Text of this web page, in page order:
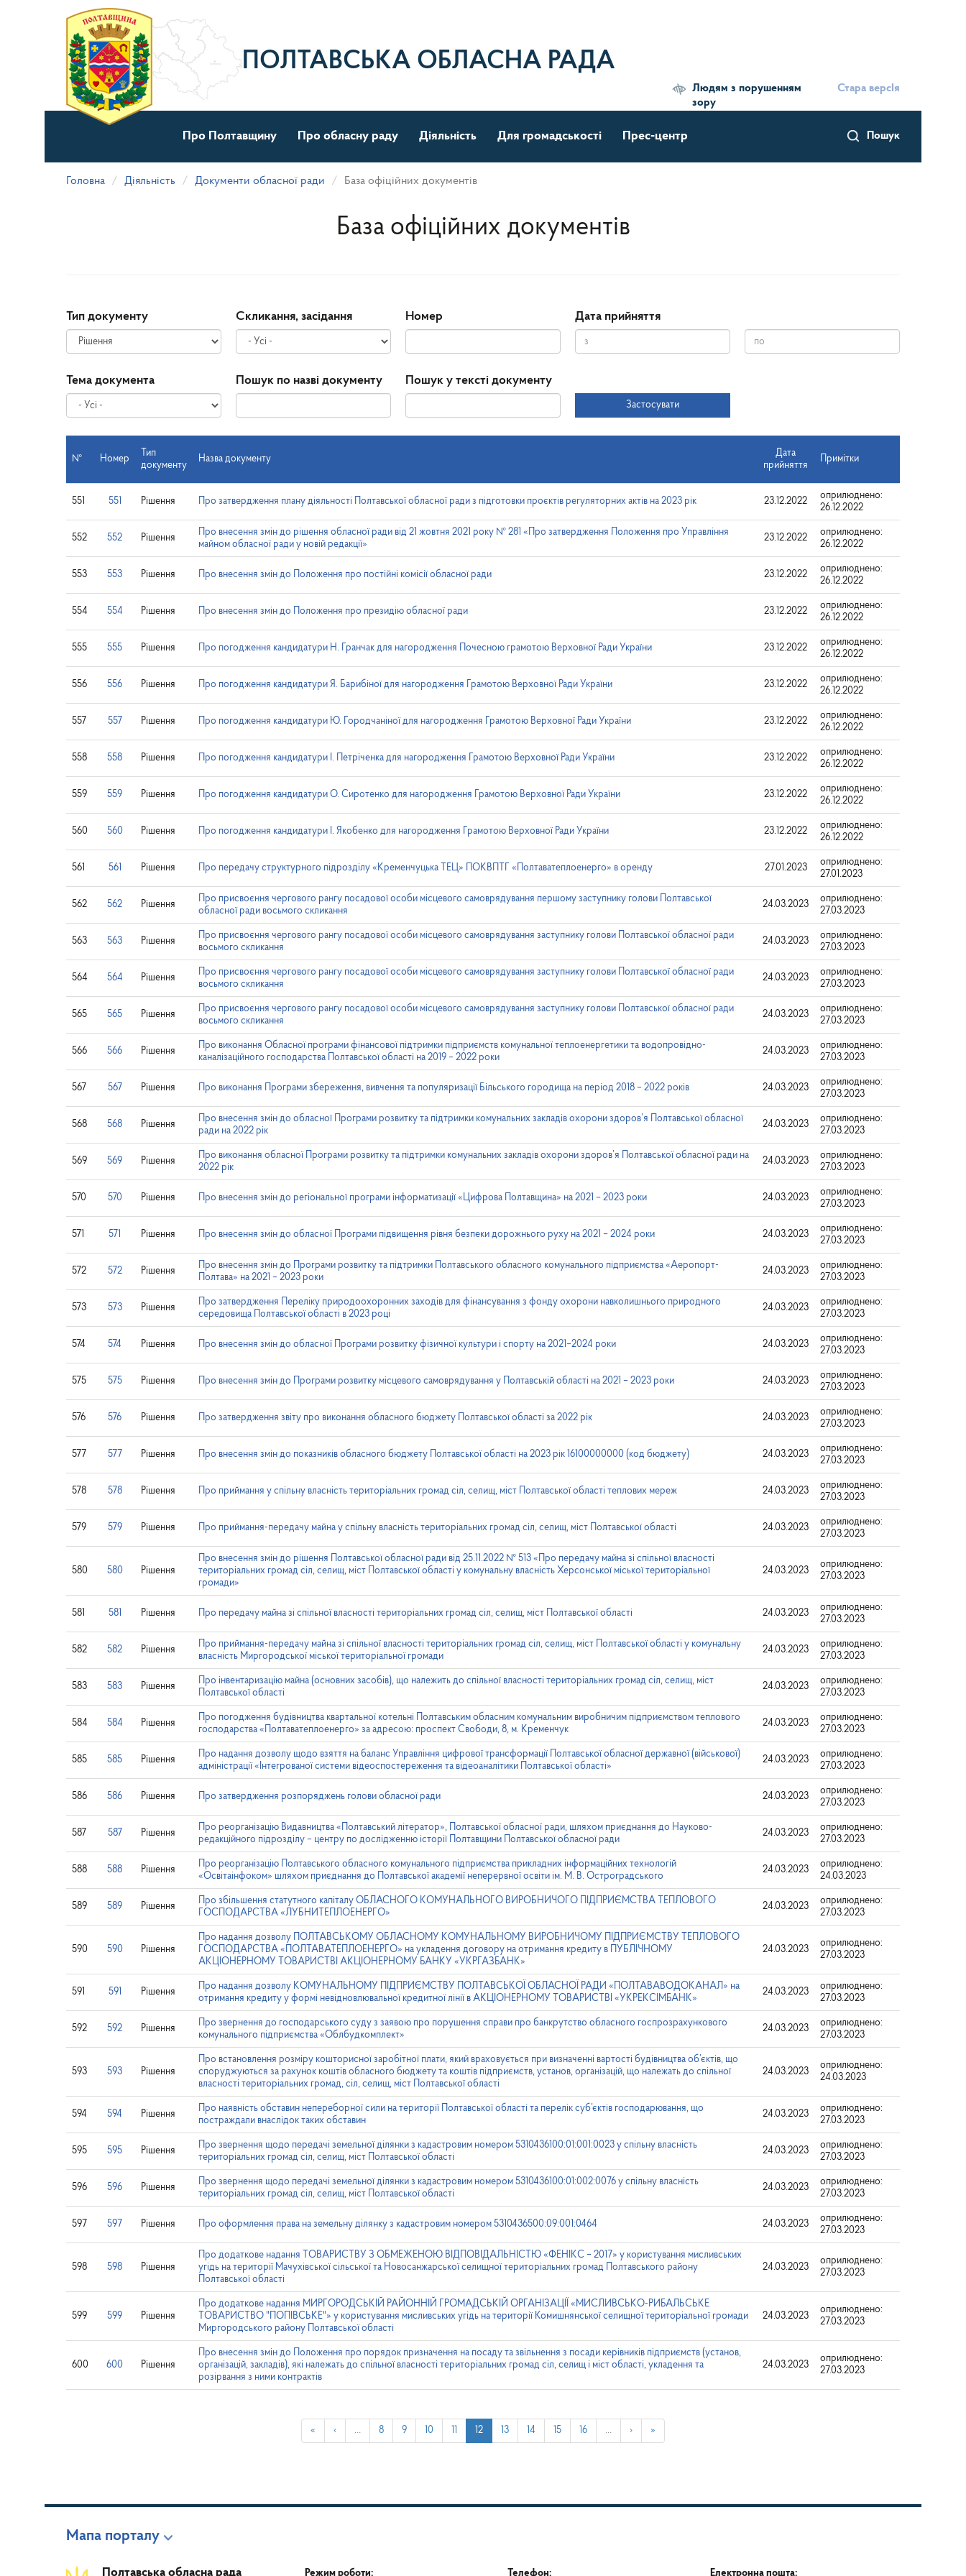
матеріалу
ПОЛТАВСЬКА ОБЛАСНА РАДА
Людям з порушенням
зору
Стара версІя
Пошук
Про Полтавщину Про обласну раду Діяльність Для громадськості Прес-центр
Головна Діяльність Документи обласної ради База офіційних документів
База офіційних документів
Тип документу Скликання, засідання Номер Дата прийняття
прийняття
Тема документа Пошук по назві документу Пошук у тексті документу
Застосувати
№ Номер
Тип
документу
Назва документу
Дата
прийняття
Примітки
551 551 Рішення Про затвердження плану діяльності Полтавської обласної ради з підготовки проєктів регуляторних актів на 2023 рік 23.12.2022
оприлюднено:
26.12.2022
552 552 Рішення
Про внесення змін до рішення обласної ради від 21 жовтня 2021 року № 281 «Про затвердження Положення про Управління
майном обласної ради у новій редакції»
23.12.2022
оприлюднено:
26.12.2022
553 553 Рішення Про внесення змін до Положення про постійні комісії обласної ради 23.12.2022
оприлюднено:
26.12.2022
554 554 Рішення Про внесення змін до Положення про президію обласної ради 23.12.2022
оприлюднено:
26.12.2022
555 555 Рішення Про погодження кандидатури Н. Гранчак для нагородження Почесною грамотою Верховної Ради України 23.12.2022
оприлюднено:
26.12.2022
556 556 Рішення Про погодження кандидатури Я. Барибіної для нагородження Грамотою Верховної Ради України 23.12.2022
оприлюднено:
26.12.2022
557 557 Рішення Про погодження кандидатури Ю. Городчаніної для нагородження Грамотою Верховної Ради України 23.12.2022
оприлюднено:
26.12.2022
558 558 Рішення Про погодження кандидатури І. Петріченка для нагородження Грамотою Верховної Ради України 23.12.2022
оприлюднено:
26.12.2022
559 559 Рішення Про погодження кандидатури О. Сиротенко для нагородження Грамотою Верховної Ради України 23.12.2022
оприлюднено:
26.12.2022
560 560 Рішення Про погодження кандидатури І. Якобенко для нагородження Грамотою Верховної Ради України 23.12.2022
оприлюднено:
26.12.2022
561 561 Рішення Про передачу структурного підрозділу «Кременчуцька ТЕЦ» ПОКВПТГ «Полтаватеплоенерго» в оренду 27.01.2023
оприлюднено:
27.01.2023
562 562 Рішення
Про присвоєння чергового рангу посадової особи місцевого самоврядування першому заступнику голови Полтавської
обласної ради восьмого скликання
24.03.2023
оприлюднено:
27.03.2023
563 563 Рішення
Про присвоєння чергового рангу посадової особи місцевого самоврядування заступнику голови Полтавської обласної ради
восьмого скликання
24.03.2023
оприлюднено:
27.03.2023
564 564 Рішення
Про присвоєння чергового рангу посадової особи місцевого самоврядування заступнику голови Полтавської обласної ради
восьмого скликання
24.03.2023
оприлюднено:
27.03.2023
565 565 Рішення
Про присвоєння чергового рангу посадової особи місцевого самоврядування заступнику голови Полтавської обласної ради
восьмого скликання
24.03.2023
оприлюднено:
27.03.2023
566 566 Рішення
Про виконання Обласної програми фінансової підтримки підприємств комунальної теплоенергетики та водопровідно-
каналізаційного господарства Полтавської області на 2019 – 2022 роки
24.03.2023
оприлюднено:
27.03.2023
567 567 Рішення Про виконання Програми збереження, вивчення та популяризації Більського городища на період 2018 – 2022 років 24.03.2023
оприлюднено:
27.03.2023
568 568 Рішення
Про внесення змін до обласної Програми розвитку та підтримки комунальних закладів охорони здоров’я Полтавської обласної
ради на 2022 рік
24.03.2023
оприлюднено:
27.03.2023
569 569 Рішення
Про виконання обласної Програми розвитку та підтримки комунальних закладів охорони здоров’я Полтавської обласної ради на
2022 рік
24.03.2023
оприлюднено:
27.03.2023
570 570 Рішення Про внесення змін до регіональної програми інформатизації «Цифрова Полтавщина» на 2021 – 2023 роки 24.03.2023
оприлюднено:
27.03.2023
571 571 Рішення Про внесення змін до обласної Програми підвищення рівня безпеки дорожнього руху на 2021 – 2024 роки 24.03.2023
оприлюднено:
27.03.2023
572 572 Рішення
Про внесення змін до Програми розвитку та підтримки Полтавського обласного комунального підприємства «Аеропорт-
Полтава» на 2021 – 2023 роки
24.03.2023
оприлюднено:
27.03.2023
573 573 Рішення
Про затвердження Переліку природоохоронних заходів для фінансування з фонду охорони навколишнього природного
середовища Полтавської області в 2023 році
24.03.2023
оприлюднено:
27.03.2023
574 574 Рішення Про внесення змін до обласної Програми розвитку фізичної культури і спорту на 2021–2024 роки 24.03.2023
оприлюднено:
27.03.2023
575 575 Рішення Про внесення змін до Програми розвитку місцевого самоврядування у Полтавській області на 2021 – 2023 роки 24.03.2023
оприлюднено:
27.03.2023
576 576 Рішення Про затвердження звіту про виконання обласного бюджету Полтавської області за 2022 рік 24.03.2023
оприлюднено:
27.03.2023
577 577 Рішення Про внесення змін до показників обласного бюджету Полтавської області на 2023 рік 16100000000 (код бюджету) 24.03.2023
оприлюднено:
27.03.2023
578 578 Рішення Про приймання у спільну власність територіальних громад сіл, селищ, міст Полтавської області теплових мереж 24.03.2023
оприлюднено:
27.03.2023
579 579 Рішення Про приймання-передачу майна у спільну власність територіальних громад сіл, селищ, міст Полтавської області 24.03.2023
оприлюднено:
27.03.2023
580 580 Рішення
Про внесення змін до рішення Полтавської обласної ради від 25.11.2022 № 513 «Про передачу майна зі спільної власності
територіальних громад сіл, селищ, міст Полтавської області у комунальну власність Херсонської міської територіальної
громади»
24.03.2023
оприлюднено:
27.03.2023
581 581 Рішення Про передачу майна зі спільної власності територіальних громад сіл, селищ, міст Полтавської області 24.03.2023
оприлюднено:
27.03.2023
582 582 Рішення
Про приймання-передачу майна зі спільної власності територіальних громад сіл, селищ, міст Полтавської області у комунальну
власність Миргородської міської територіальної громади
24.03.2023
оприлюднено:
27.03.2023
583 583 Рішення
Про інвентаризацію майна (основних засобів), що належить до спільної власності територіальних громад сіл, селищ, міст
Полтавської області
24.03.2023
оприлюднено:
27.03.2023
584 584 Рішення
Про погодження будівництва квартальної котельні Полтавським обласним комунальним виробничим підприємством теплового
господарства «Полтаватеплоенерго» за адресою: проспект Свободи, 8, м. Кременчук
24.03.2023
оприлюднено:
27.03.2023
585 585 Рішення
Про надання дозволу щодо взяття на баланс Управління цифрової трансформації Полтавської обласної державної (військової)
адміністрації «Інтегрованої системи відеоспостереження та відеоаналітики Полтавської області»
24.03.2023
оприлюднено:
27.03.2023
586 586 Рішення Про затвердження розпоряджень голови обласної ради 24.03.2023
оприлюднено:
27.03.2023
587 587 Рішення
Про реорганізацію Видавництва «Полтавський літератор», Полтавської обласної ради, шляхом приєднання до Науково-
редакційного підрозділу – центру по дослідженню історії Полтавщини Полтавської обласної ради
24.03.2023
оприлюднено:
27.03.2023
588 588 Рішення
Про реорганізацію Полтавського обласного комунального підприємства прикладних інформаційних технологій
«Освітаінфоком» шляхом приєднання до Полтавської академії неперервної освіти ім. М. В. Остроградського
24.03.2023
оприлюднено:
24.03.2023
589 589 Рішення
Про збільшення статутного капіталу ОБЛАСНОГО КОМУНАЛЬНОГО ВИРОБНИЧОГО ПІДПРИЄМСТВА ТЕПЛОВОГО
ГОСПОДАРСТВА «ЛУБНИТЕПЛОЕНЕРГО»
24.03.2023
оприлюднено:
27.03.2023
590 590 Рішення
Про надання дозволу ПОЛТАВСЬКОМУ ОБЛАСНОМУ КОМУНАЛЬНОМУ ВИРОБНИЧОМУ ПІДПРИЄМСТВУ ТЕПЛОВОГО
ГОСПОДАРСТВА «ПОЛТАВАТЕПЛОЕНЕРГО» на укладення договору на отримання кредиту в ПУБЛІЧНОМУ
АКЦІОНЕРНОМУ ТОВАРИСТВІ АКЦІОНЕРНОМУ БАНКУ «УКРГАЗБАНК»
24.03.2023
оприлюднено:
27.03.2023
591 591 Рішення
Про надання дозволу КОМУНАЛЬНОМУ ПІДПРИЄМСТВУ ПОЛТАВСЬКОЇ ОБЛАСНОЇ РАДИ «ПОЛТАВАВОДОКАНАЛ» на
отримання кредиту у формі невідновлювальної кредитної лінії в АКЦІОНЕРНОМУ ТОВАРИСТВІ «УКРЕКСІМБАНК»
24.03.2023
оприлюднено:
27.03.2023
592 592 Рішення
Про звернення до господарського суду з заявою про порушення справи про банкрутство обласного госпрозрахункового
комунального підприємства «Облбудкомплект»
24.03.2023
оприлюднено:
27.03.2023
593 593 Рішення
Про встановлення розміру кошторисної заробітної плати, який враховується при визначенні вартості будівництва об’єктів, що
споруджуються за рахунок коштів обласного бюджету та коштів підприємств, установ, організацій, що належать до спільної
власності територіальних громад, сіл, селищ, міст Полтавської області
24.03.2023
оприлюднено:
24.03.2023
594 594 Рішення
Про наявність обставин непереборної сили на території Полтавської області та перелік суб’єктів господарювання, що
постраждали внаслідок таких обставин
24.03.2023
оприлюднено:
27.03.2023
595 595 Рішення
Про звернення щодо передачі земельної ділянки з кадастровим номером 5310436100:01:001:0023 у спільну власність
територіальних громад сіл, селищ, міст Полтавської області
24.03.2023
оприлюднено:
27.03.2023
596 596 Рішення
Про звернення щодо передачі земельної ділянки з кадастровим номером 5310436100:01:002:0076 у спільну власність
територіальних громад сіл, селищ, міст Полтавської області
24.03.2023
оприлюднено:
27.03.2023
597 597 Рішення Про оформлення права на земельну ділянку з кадастровим номером 5310436500:09:001:0464 24.03.2023
оприлюднено:
27.03.2023
598 598 Рішення
Про додаткове надання ТОВАРИСТВУ З ОБМЕЖЕНОЮ ВІДПОВІДАЛЬНІСТЮ «ФЕНІКС – 2017» у користування мисливських
угідь на території Мачухівської сільської та Новосанжарської селищної територіальних громад Полтавського району
Полтавської області
24.03.2023
оприлюднено:
27.03.2023
599 599 Рішення
Про додаткове надання МИРГОРОДСЬКІЙ РАЙОННІЙ ГРОМАДСЬКІЙ ОРГАНІЗАЦІЇ «МИСЛИВСЬКО-РИБАЛЬСЬКЕ
ТОВАРИСТВО "ПОПІВСЬКЕ"» у користування мисливських угідь на території Комишнянської селищної територіальної громади
Миргородського району Полтавської області
24.03.2023
оприлюднено:
27.03.2023
600 600 Рішення
Про внесення змін до Положення про порядок призначення на посаду та звільнення з посади керівників підприємств (установ,
організацій, закладів), які належать до спільної власності територіальних громад сіл, селищ і міст області, укладення та
розірвання з ними контрактів
24.03.2023
оприлюднено:
27.03.2023
« ‹ … 8 9 10 11 12 13 14 15 16 … › »
Мапа порталу
Полтавська обласна рада Режим роботи: Телефон: Електронна пошта: